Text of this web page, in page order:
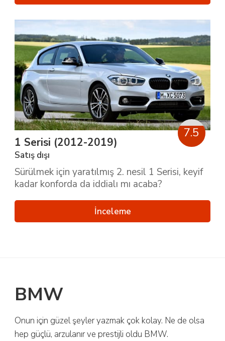
7.5
1 Serisi (2012-2019)
Satış dışı
Sürülmek için yaratılmış 2. nesil 1 Serisi, keyif
kadar konforda da iddialı mı acaba?
İnceleme
BMW
Onun için güzel şeyler yazmak çok kolay. Ne de olsa
hep güçlü, arzulanır ve prestijli oldu BMW.